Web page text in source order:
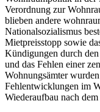
Verordnung zur
blieben andere
Nationalsozialismus
Mietpreisstopp sowie
Kündigungen durch
und das Fehlen einer
Wohnungsämter
Fehlentwicklungen im
Wiederaufbau nach